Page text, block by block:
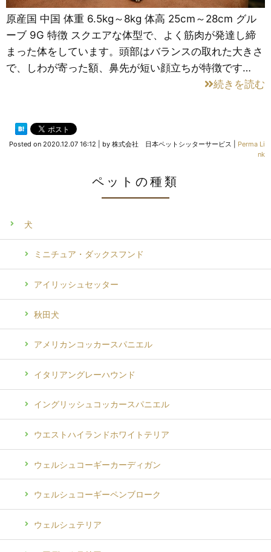
原産国 中国 体重 6.5kg～8kg 体高 25cm～28cm グル
ーブ 9G 特徴 スクエアな体型で、よく筋肉が発達し締
まった体をしています。頭部はバランスの取れた大きさ
で、しわが寄った額、鼻先が短い顔立ちが特徴です…
続きを読む
Posted on 2020.12.07 16:12 by 株式会社 日本ペットシッターサービス
Perma Li
nk
ペットの種類
犬
ミニチュア・ダックスフンド
アイリッシュセッター
秋田犬
アメリカンコッカースパニエル
イタリアングレーハウンド
イングリッシュコッカースパニエル
ウエストハイランドホワイトテリア
ウェルシュコーギーカーディガン
ウェルシュコーギーペンブローク
ウェルシュテリア